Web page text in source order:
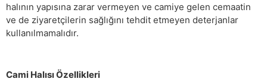
halının yapısına zarar vermeyen ve camiye gelen cemaatin
ve de ziyaretçilerin sağlığını tehdit etmeyen deterjanlar
kullanılmamalıdır.
Cami Halısı Özellikleri